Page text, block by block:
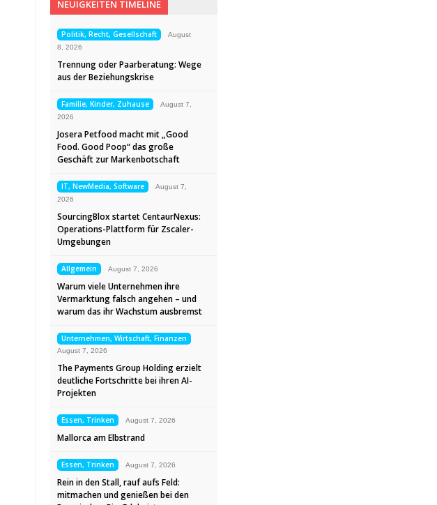
NEUIGKEITEN TIMELINE
Politik, Recht, Gesellschaft
August
8, 2026
Trennung oder Paarberatung: Wege
aus der Beziehungskrise
Familie, Kinder, Zuhause
August 7,
2026
Josera Petfood macht mit „Good
Food. Good Poop“ das große
Geschäft zur Markenbotschaft
IT, NewMedia, Software
August 7,
2026
SourcingBlox startet CentaurNexus:
Operations-Plattform für Zscaler-
Umgebungen
Allgemein August 7, 2026
Warum viele Unternehmen ihre
Vermarktung falsch angehen – und
warum das ihr Wachstum ausbremst
Unternehmen, Wirtschaft, Finanzen
August 7, 2026
The Payments Group Holding erzielt
deutliche Fortschritte bei ihren AI-
Projekten
Essen, Trinken August 7, 2026
Mallorca am Elbstrand
Essen, Trinken August 7, 2026
Rein in den Stall, rauf aufs Feld:
mitmachen und genießen bei den